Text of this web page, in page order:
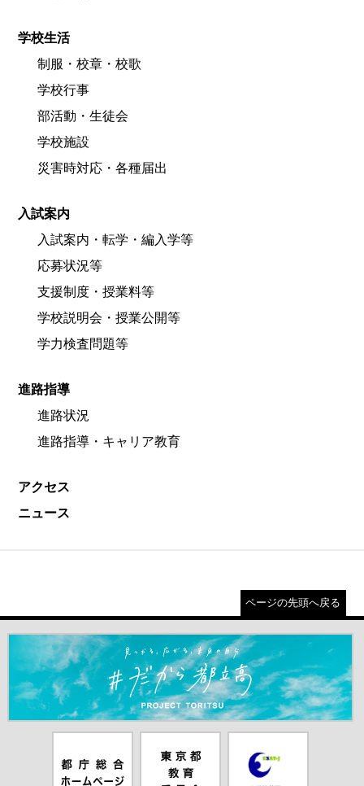
学校生活
制服・校章・校歌
学校行事
部活動・生徒会
学校施設
災害時対応・各種届出
入試案内
入試案内・転学・編入学等
応募状況等
支援制度・授業料等
学校説明会・授業公開等
学力検査問題等
進路指導
進路状況
進路指導・キャリア教育
アクセス
ニュース
ページの先頭へ戻る
＃だから都立高（別ウインドウが開きます）
ムページ（別
ウインドウが
員会（別ウイ
ンドウが開き
ピーキングテ
スト（別ウイ